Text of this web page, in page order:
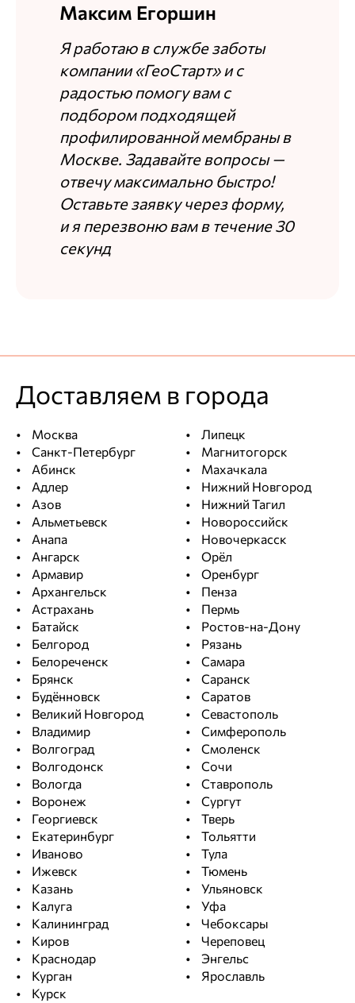
Максим Егоршин
Я работаю в службе заботы
компании «ГеоСтарт» и с
радостью помогу вам с
подбором подходящей
профилированной мембраны в
Москве. Задавайте вопросы —
отвечу максимально быстро!
Оставьте заявку через форму,
и я перезвоню вам в течение 30
секунд
Доставляем в города
Москва
Санкт-Петербург
Абинск
Адлер
Азов
Альметьевск
Анапа
Ангарск
Армавир
Архангельск
Астрахань
Батайск
Белгород
Белореченск
Брянск
Будённовск
Великий Новгород
Владимир
Волгоград
Волгодонск
Вологда
Воронеж
Георгиевск
Екатеринбург
Иваново
Ижевск
Казань
Калуга
Калининград
Киров
Краснодар
Курган
Курск
Липецк
Магнитогорск
Махачкала
Нижний Новгород
Нижний Тагил
Новороссийск
Новочеркасск
Орёл
Оренбург
Пенза
Пермь
Ростов-на-Дону
Рязань
Самара
Саранск
Саратов
Севастополь
Симферополь
Смоленск
Сочи
Ставрополь
Сургут
Тверь
Тольятти
Тула
Тюмень
Ульяновск
Уфа
Чебоксары
Череповец
Энгельс
Ярославль